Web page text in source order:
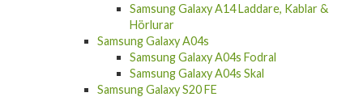
Samsung Galaxy A14 Laddare, Kablar &
Hörlurar
Samsung Galaxy A04s
Samsung Galaxy A04s Fodral
Samsung Galaxy A04s Skal
Samsung Galaxy S20 FE